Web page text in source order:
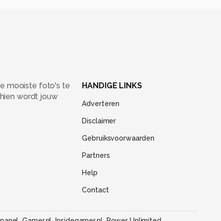
mooiste foto's te
wordt jouw
HANDIGE LINKS
Adverteren
Disclaimer
Gebruiksvoorwaarden
Partners
Help
Contact